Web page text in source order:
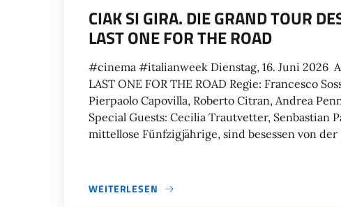
CIAK SI GIRA. DIE GRAND TOUR
LAST ONE FOR THE ROAD
#cinema #italianweek Dienstag, 16. Juni 2026
LAST ONE FOR THE ROAD Regie: Francesco
Pierpaolo Capovilla, Roberto Citran, Andrea
Special Guests: Cecilia Trautvetter, Senbastian
mittellose Fünfzigjährige, sind besessen von
WEITERLESEN